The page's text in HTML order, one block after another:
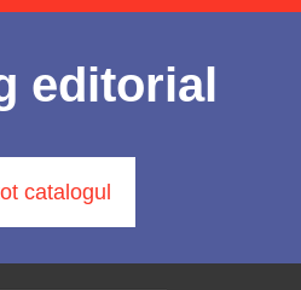
editorial
catalogul